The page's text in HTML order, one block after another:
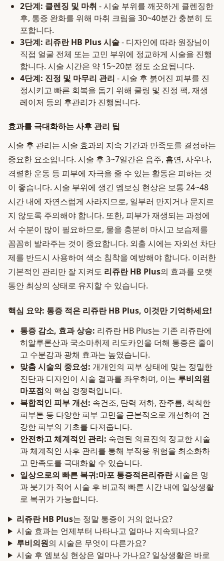
2단계: 클렌징 및 마취 - 시술 부위를 깨끗하게 클렌징한
후, 통증 완화를 위해 마취 크림을 30~40분간 충분히 도
포합니다.
3단계: 리쥬란 HB Plus 시술- 디자인에 따라 원장님이
직접 얼굴 전체 또는 고민 부위에 정교하게 시술을 진행
합니다. 시술 시간은 약 15~20분 정도 소요됩니다.
4단계: 진정 및 마무리 관리 - 시술 후 붉어진 피부를 진
정시키고 빠른 회복을 돕기 위해 쿨링 및 진정 팩, 재생
레이저 등의 후관리가 진행됩니다.
효과를 극대화하는 사후 관리 팁
시술 후 관리는 시술 효과의 지속 기간과 만족도를 결정하는
중요한 요소입니다. 시술 후 3~7일간은 음주, 흡연, 사우나,
격렬한 운동 등 피부에 자극을 줄 수 있는 활동은 피하는 것
이 좋습니다. 시술 부위에 생긴 엠보싱 현상은 보통 24~48
시간 내에 자연스럽게 사라지므로, 일부러 만지거나 문지르
지 않도록 주의해야 합니다. 또한, 피부가 재생되는 과정에
서 수분이 많이 필요하므로, 물을 충분히 마시고 보습제를
꼼꼼히 발라주는 것이 중요합니다. 외출 시에는 자외선 차단
제를 반드시 사용하여 색소 침착을 예방해야 합니다. 이러한
기본적인 관리만 잘 지켜도 리쥬란 HB Plus의 효과를 오랫
동안 최상의 상태로 유지할 수 있습니다.
핵심 요약: 통증 적은 리쥬란 HB Plus, 이것만 기억하세요!
통증 감소, 효과 상승: 리쥬란 HB Plus는 기존 리쥬란에
히알루론산과 국소마취제 리도카인을 더해 통증은 줄이
고 수분감과 광채 효과는 높였습니다.
맞춤 시술의 중요성: 개개인의 피부 상태에 맞는 정밀한
진단과 디자인이 시술 결과를 좌우하며, 이는 루비의원
마포점의 핵심 경쟁력입니다.
복합적인 피부 개선: 속건조, 탄력 저하, 잔주름, 칙칙한
피부톤 등 다양한 피부 고민을 근본적으로 개선하여 건
강한 피부의 기초를 다져줍니다.
안전하고 체계적인 관리: 숙련된 의료진의 정교한 시술
과 체계적인 사후 관리를 통해 부작용 위험을 최소화하
고 만족도를 극대화할 수 있습니다.
일상으로의 빠른 복귀:마포 통증적은리쥬란시술은 멍
과 붓기가 적어 시술 후 비교적 빠른 시간 내에 일상생활
로 복귀가 가능합니다.
리쥬란 HB Plus는 정말 통증이 거의 없나요?
시술 효과는 언제부터 나타나고 얼마나 지속되나요?
루비의원의 시술은 무엇이 다른가요?
시술 후 엠보싱 현상은 얼마나 가나요? 일상생활은 바로